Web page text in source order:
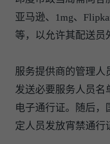
亚马逊、1mg、
等，以允许其配送员
服务提供商的管理人
发送必要服务人员名
电子通行证。随后，
定人员发放宵禁通行